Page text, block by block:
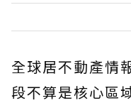
全球居不動產情
段不算是核心區